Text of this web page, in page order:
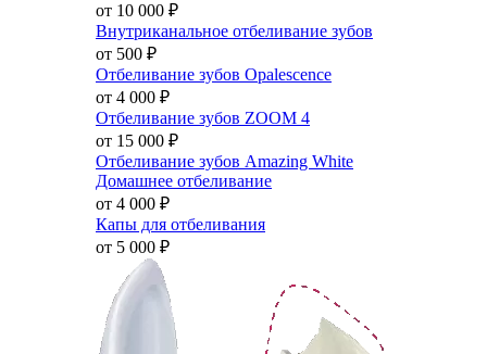
от 10 000 ₽
Внутриканальное отбеливание зубов
от 500 ₽
Отбеливание зубов Opalescence
от 4 000 ₽
Отбеливание зубов ZOOM 4
от 15 000 ₽
Отбеливание зубов Amazing White
Домашнее отбеливание
от 4 000 ₽
Капы для отбеливания
от 5 000 ₽